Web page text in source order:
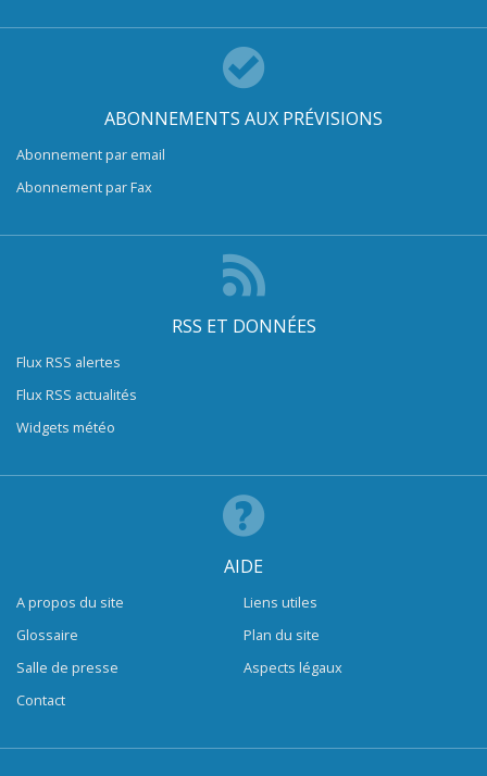
ABONNEMENTS AUX PRÉVISIONS
Abonnement par email
Abonnement par Fax
RSS ET DONNÉES
Flux RSS alertes
Flux RSS actualités
Widgets météo
AIDE
A propos du site
Glossaire
Salle de presse
Contact
Liens utiles
Plan du site
Aspects légaux